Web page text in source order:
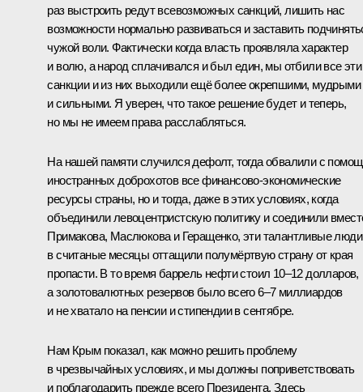
раз выстроить редут всевозможных санкций, лишить нас
возможности нормально развиваться и заставить
чужой воли. Фактически когда власть проявляла характер
и волю, а народ сплачивался и был един, мы отбили все эти
санкции и из них выходили ещё более окрепшими, мудрыми
и сильными. Я уверен, что такое решение будет и теперь,
но мы не имеем права расслабляться.
На нашей памяти случился дефолт, тогда обвалили с
иностранных доброхотов все финансово-экономические
ресурсы страны, но и тогда, даже в этих условиях, когда
объединили левоцентристскую политику и соединили
Примакова, Маслюкова и Геращенко, эти талантливые люди
в считаные месяцы оттащили полумёртвую страну от края
пропасти. В то время баррель нефти стоил 10–12 долларов,
а золотовалютных резервов было всего 6–7 миллиардов
и не хватало на пенсии и стипендии в сентябре.
Нам Крым показал, как можно решить проблему
в чрезвычайных условиях, и мы должны поприветствовать
и поблагодарить прежде всего Президента. Здесь